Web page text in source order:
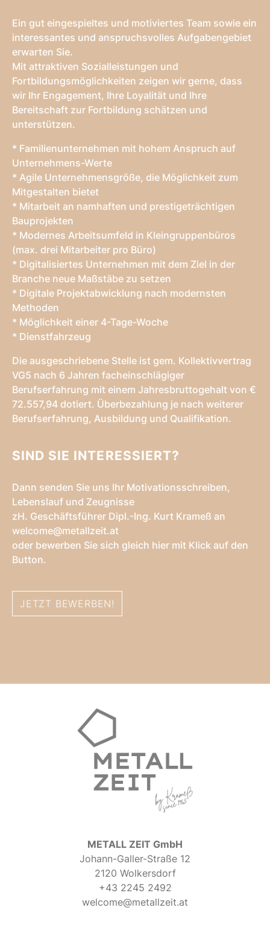
Ein gut eingespieltes und motiviertes Team sowie ein
interessantes und anspruchsvolles Aufgabengebiet
erwarten Sie.
Mit attraktiven Sozialleistungen und
Fortbildungsmöglichkeiten zeigen wir gerne, dass
wir Ihr Engagement, Ihre Loyalität und Ihre
Bereitschaft zur Fortbildung schätzen und
unterstützen.
* Familienunternehmen mit hohem Anspruch auf
Unternehmens-Werte
* Agile Unternehmensgröße, die Möglichkeit zum
Mitgestalten bietet
* Mitarbeit an namhaften und prestigeträchtigen
Bauprojekten
* Modernes Arbeitsumfeld in Kleingruppenbüros
(max. drei Mitarbeiter pro Büro)
* Digitalisiertes Unternehmen mit dem Ziel in der
Branche neue Maßstäbe zu setzen
* Digitale Projektabwicklung nach modernsten
Methoden
* Möglichkeit einer 4-Tage-Woche
* Dienstfahrzeug
Die ausgeschriebene Stelle ist gem. Kollektivvertrag
VG5 nach 6 Jahren facheinschlägiger
Berufserfahrung mit einem Jahresbruttogehalt von €
72.557,94 dotiert. Überbezahlung je nach weiterer
Berufserfahrung, Ausbildung und Qualifikation.
SIND SIE INTERESSIERT?
Dann senden Sie uns Ihr Motivationsschreiben,
Lebenslauf und Zeugnisse
zH. Geschäftsführer Dipl.-Ing. Kurt Krameß an
welcome@metallzeit.at
oder bewerben Sie sich gleich hier mit Klick auf den
Button.
JETZT BEWERBEN!
METALL ZEIT GmbH
Johann-Galler-Straße 12
2120 Wolkersdorf
+43 2245 2492
welcome@metallzeit.at